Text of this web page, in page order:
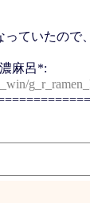
ていたので
麻呂*: